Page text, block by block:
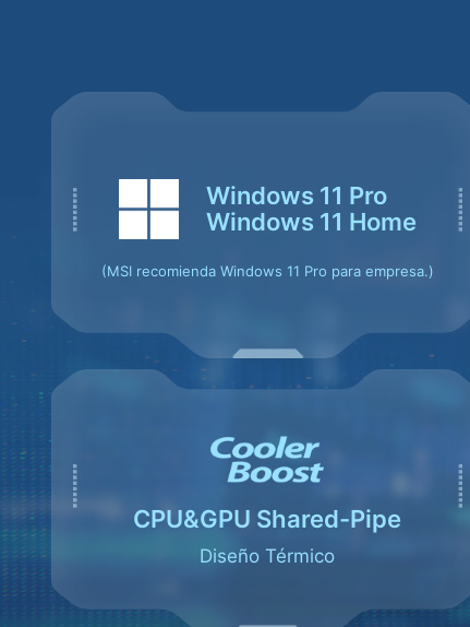
Windows 11 Pro
Windows 11 Home
(MSI recomienda Windows 11 Pro para empresa.)
CPU&GPU Shared-Pipe
Diseño Térmico